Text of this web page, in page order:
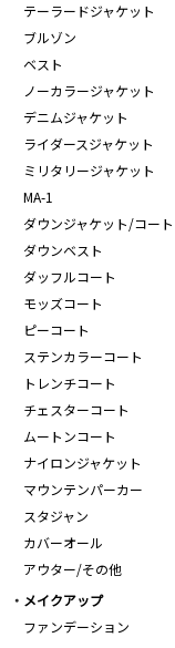
テーラードジャケット
ブルゾン
ベスト
ノーカラージャケット
デニムジャケット
ライダースジャケット
ミリタリージャケット
MA-1
ダウンジャケット/コート
ダウンベスト
ダッフルコート
モッズコート
ピーコート
ステンカラーコート
トレンチコート
チェスターコート
ムートンコート
ナイロンジャケット
マウンテンパーカー
スタジャン
カバーオール
アウター/その他
メイクアップ
ファンデーション